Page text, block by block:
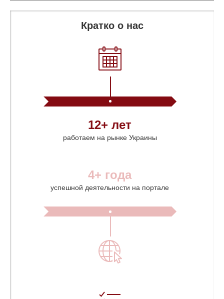
Кратко о нас
12+ лет
работаем на рынке Украины
4+ года
успешной деятельности на портале